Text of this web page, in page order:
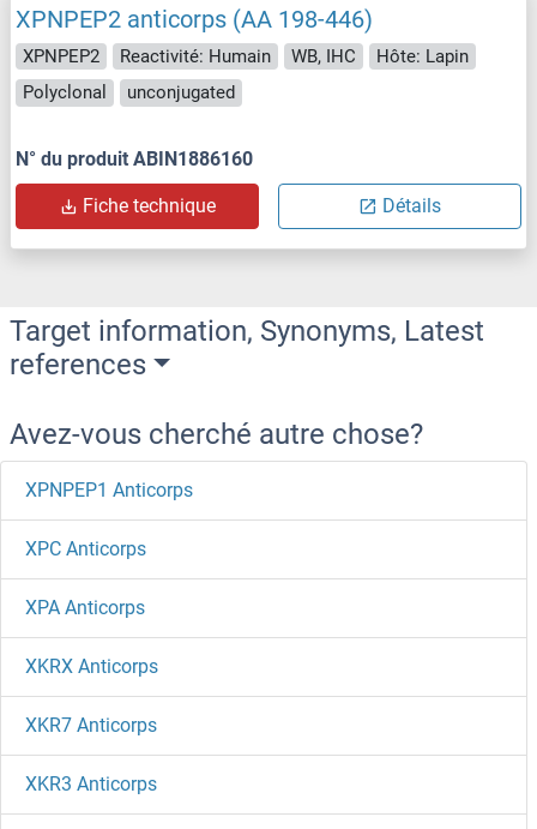
XPNPEP2 anticorps (AA 198-446)
XPNPEP2 Reactivité: Humain WB, IHC
Hôte: Lapin
Polyclonal
unconjugated
N° du produit ABIN1886160
Fiche technique Détails
Target information, Synonyms, Latest
references
Avez-vous cherché autre chose?
XPNPEP1 Anticorps
XPC Anticorps
XPA Anticorps
XKRX Anticorps
XKR7 Anticorps
XKR3 Anticorps